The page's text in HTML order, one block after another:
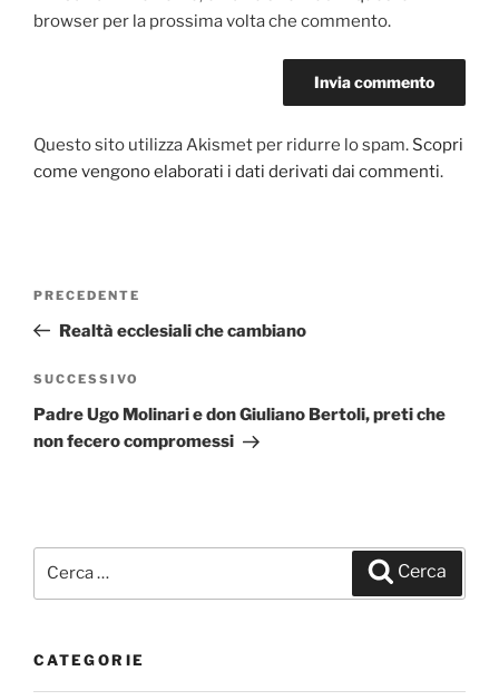
browser per la prossima volta che commento.
Questo sito utilizza Akismet per ridurre lo spam. Scopri
come vengono elaborati i dati derivati dai commenti.
Navigazione
Articolo
precedente:
PRECEDENTE
Realtà ecclesiali che cambiano
Articolo
successivo
SUCCESSIVO
Padre Ugo Molinari e don Giuliano Bertoli, preti che
non fecero compromessi
Cerca:
Cerca
CATEGORIE